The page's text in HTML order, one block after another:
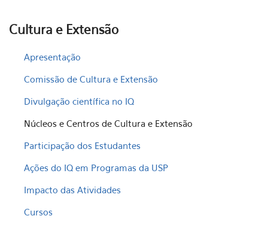
Cultura e Extensão
Apresentação
Comissão de Cultura e Extensão
Divulgação científica no IQ
Núcleos e Centros de Cultura e Extensão
Participação dos Estudantes
Ações do IQ em Programas da USP
Impacto das Atividades
Cursos